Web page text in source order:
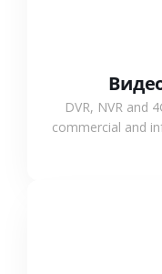
DVR, NVR and
commercial and